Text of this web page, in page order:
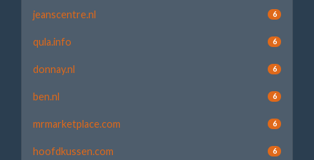
jeanscentre.nl 6
qula.info 6
donnay.nl 6
ben.nl 6
mrmarketplace.com 6
hoofdkussen.com 6